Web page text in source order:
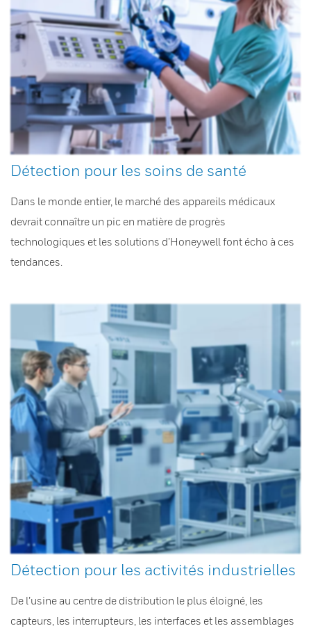
Détection pour les soins de santé
Dans le monde entier, le marché des appareils médicaux
devrait connaître un pic en matière de progrès
technologiques et les solutions d’Honeywell font écho à ces
tendances.
Détection pour les activités industrielles
De l’usine au centre de distribution le plus éloigné, les
capteurs, les interrupteurs, les interfaces et les assemblages